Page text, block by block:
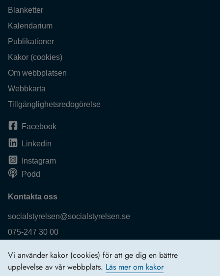
Vi använder kakor (cookies) för att ge dig en bättre
upplevelse av vår webbplats. Läs mer om kakor
Blanketter
Kalendarium
Publikationer
Kakor (cookies)
Om webbplatsen
Webbkarta
Tillgänglighetsredogörelse
Facebook
Linkedin
Instagram
Podd
Kontakta oss
socialstyrelsen@socialstyrelsen.se
075-247 30 00
Logga in